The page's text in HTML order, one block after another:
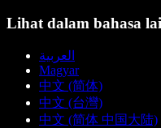
Lihat dalam bahasa
العربية
Magyar
中文 (简体)
中文 (台灣)
中文 (简体 中国大陆)